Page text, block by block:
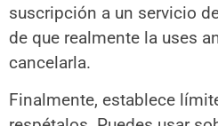
suscripción a un servicio
de que realmente la uses
cancelarla.
Finalmente, establece